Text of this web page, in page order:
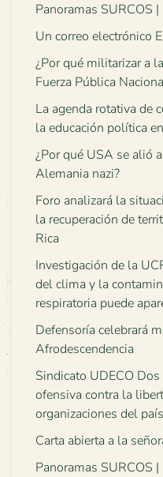
Panoramas SURCOS
Un correo electrónico
¿Por qué militarizar a
Fuerza Pública
La agenda rotativa de
la educación política
¿Por qué USA se alió
Alemania nazi?
Foro analizará la
la recuperación de
Rica
Investigación de la
del clima y la
respiratoria puede
Defensoría celebrará
Afrodescendencia
Sindicato UDECO
ofensiva contra la
organizaciones del
Carta abierta a la
Panoramas SURCOS